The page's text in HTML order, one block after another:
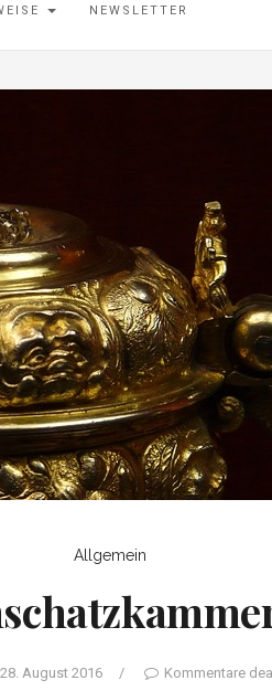
NEWSLETTER
Allgemein
28. August 2016 / Kommentare